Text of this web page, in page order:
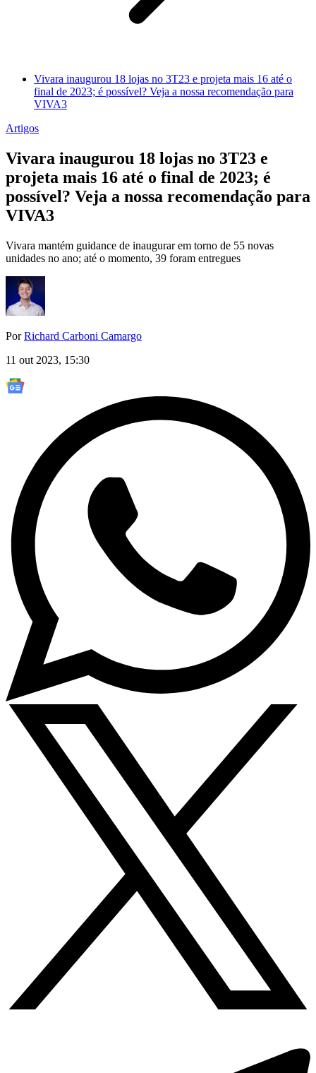
Vivara inaugurou 18 lojas no 3T23 e projeta mais 16 até o
final de 2023; é possível? Veja a nossa recomendação para
VIVA3
Artigos
Vivara inaugurou 18 lojas no 3T23 e
projeta mais 16 até o final de 2023; é
possível? Veja a nossa recomendação para
VIVA3
Vivara mantém guidance de inaugurar em torno de 55 novas
unidades no ano; até o momento, 39 foram entregues
PorRichard Carboni Camargo
11 out 2023, 15:30